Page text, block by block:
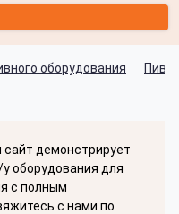
оборудования
сайт демонстрирует
у оборудования для
с полным
с нами по